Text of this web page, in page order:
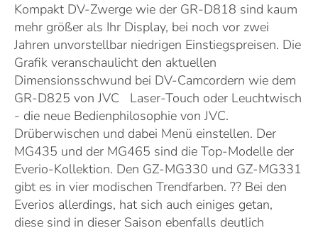
Kompakt DV-Zwerge wie der GR-D818 sind kaum
mehr größer als Ihr Display, bei noch vor zwei
Jahren unvorstellbar niedrigen Einstiegspreisen. Die
Grafik veranschaulicht den aktuellen
Dimensionsschwund bei DV-Camcordern wie dem
GR-D825 von JVC Laser-Touch oder Leuchtwisch
- die neue Bedienphilosophie von JVC.
Drüberwischen und dabei Menü einstellen. Der
MG435 und der MG465 sind die Top-Modelle der
Everio-Kollektion. Den GZ-MG330 und GZ-MG331
gibt es in vier modischen Trendfarben. ?? Bei den
Everios allerdings, hat sich auch einiges getan,
diese sind in dieser Saison ebenfalls deutlich